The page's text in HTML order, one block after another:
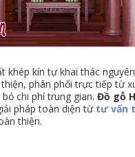
khép kín tự khai thác
phân phối trực tiếp từ
chi phí trung gian. Đồ gỗ
pháp toàn diện từ tư vấn
thiện.